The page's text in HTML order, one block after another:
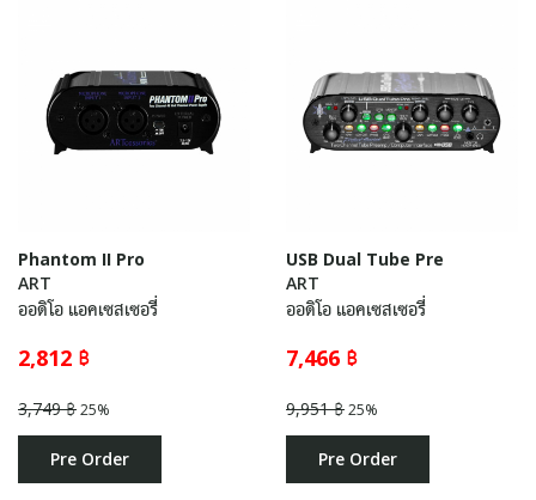
Phantom II Pro
ART
ออดิโอ แอคเซสเซอรี่
2,812 ฿
3,749 ฿25%
Pre Order
USB Dual Tube Pre
ART
ออดิโอ แอคเซสเซอรี่
7,466 ฿
9,951 ฿25%
Pre Order